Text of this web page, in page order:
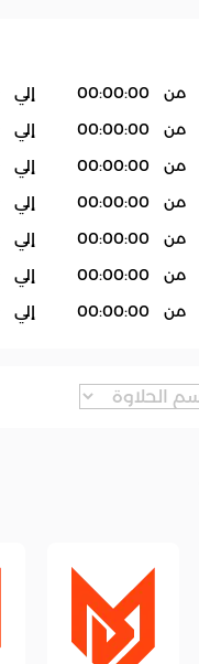
من 00:00:00 إلي
من 00:00:00 إلي
من 00:00:00 إلي
من 00:00:00 إلي
من 00:00:00 إلي
من 00:00:00 إلي
من 00:00:00 إلي